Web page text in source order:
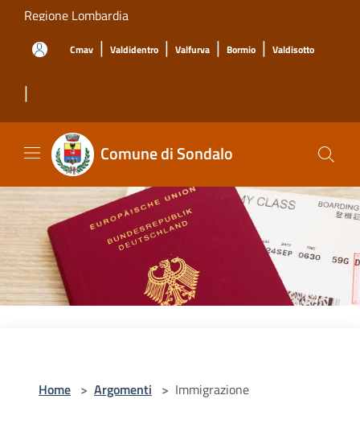
Salta al contenuto principale
Regione Lombardia
Cmav | Valdidentro | Valfurva | Bormio | Valdisotto
|
Comune di Sondalo
Home > Argomenti > Immigrazione